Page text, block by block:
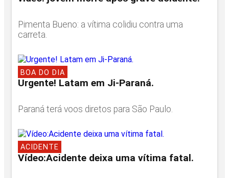
Pimenta Bueno: a vítima colidiu contra uma
carreta.
BOA DO DIA
Urgente! Latam em Ji-Paraná.
Paraná terá voos diretos para São Paulo.
ACIDENTE
Vídeo:Acidente deixa uma vítima fatal.